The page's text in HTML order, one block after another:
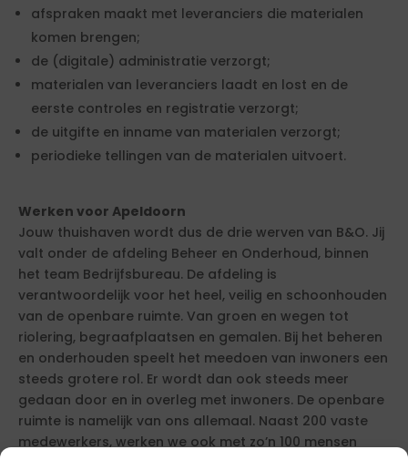
afspraken maakt met leveranciers die materialen
komen brengen;
de (digitale) administratie verzorgt;
materialen van leveranciers laadt en lost en de
eerste controles en registratie verzorgt;
de uitgifte en inname van materialen verzorgt;
periodieke tellingen van de materialen uitvoert.
Werken voor Apeldoorn
Jouw thuishaven wordt dus de drie werven van B&O. Jij
valt onder de afdeling Beheer en Onderhoud, binnen
het team Bedrijfsbureau. De afdeling is
verantwoordelijk voor het heel, veilig en schoonhouden
van de openbare ruimte. Van groen en wegen tot
riolering, begraafplaatsen en gemalen. Bij het beheren
en onderhouden speelt het meedoen van inwoners een
steeds grotere rol. Er wordt dan ook steeds meer
gedaan door en in overleg met inwoners. De openbare
ruimte is namelijk van ons allemaal. Naast 200 vaste
medewerkers, werken we ook met zo’n 100 mensen